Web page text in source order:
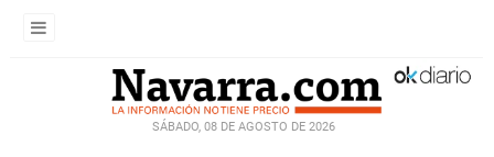
SÁBADO, 08 DE AGOSTO DE 2026